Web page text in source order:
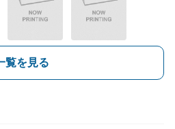
覧を見る